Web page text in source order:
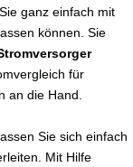
ganz einfach mit
können. Sie
für
an die Hand.
Sie sich einfach
Mit Hilfe